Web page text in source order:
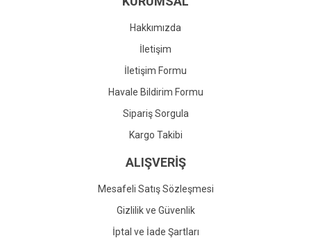
Gönder
Hakkımızda
İletişim
İletişim Formu
Havale Bildirim Formu
Sipariş Sorgula
Kargo Takibi
ALIŞVERİŞ
Mesafeli Satış Sözleşmesi
Gizlilik ve Güvenlik
İptal ve İade Şartları